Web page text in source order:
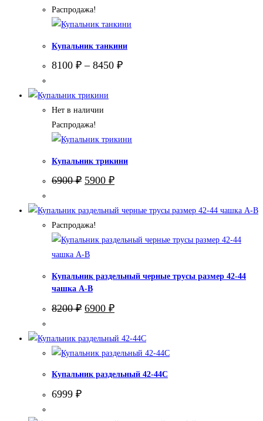
Распродажа!
Купальник танкини
8100 ₽ – 8450 ₽
Нет в наличии
Распродажа!
Купальник трикини
6900₽ Первоначальная
6900 ₽.
5900 ₽Текущая
Распродажа!
Купальник раздельный черные трусы размер 42-44
чашка А-В
8200₽ Первоначальная
цена
8200 ₽.
6900 ₽Текущая
цена:
Купальник раздельный 42-44С
6999 ₽